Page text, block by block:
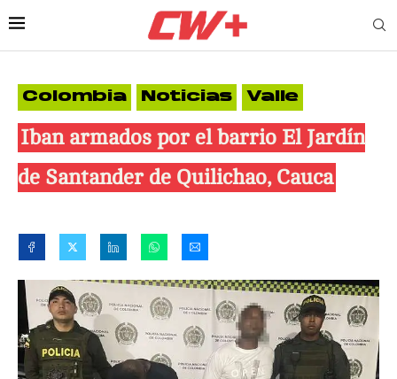
Colombia Noticias Valle
Iban armados por el barrio El Jardín
de Santander de Quilichao, Cauca